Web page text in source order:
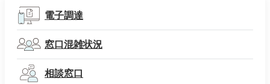
電子調達
窓口混雑状況
相談窓口